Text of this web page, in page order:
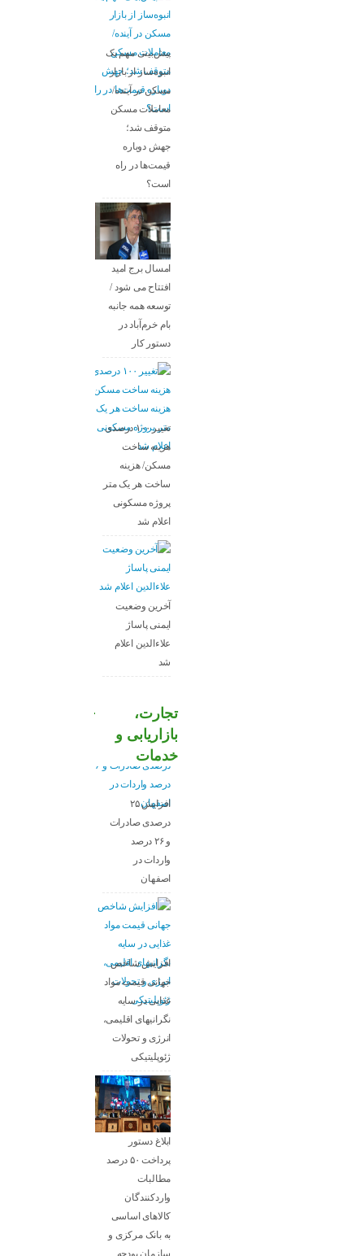
پیش‌بینی مهم یک
انبوه‌ساز از بازار
مسکن در آینده/
معاملات مسکن
متوقف شد؛
جهش دوباره
قیمت‌ها در راه
است؟
امسال برج امید
افتتاح می شود /
توسعه همه جانبه
بام خرم‌آباد در
دستور کار
تغییر ۱۰۰ درصدی
هزینه ساخت
مسکن/ هزینه
ساخت هر یک متر
پروژه مسکونی
اعلام شد
آخرین وضعیت
ایمنی پاساژ
علاءالدین اعلام
شد
تجارت،
بازاریابی و
خدمات
افزایش ۲۵
درصدی صادرات
و ۲۶ درصد
واردات در
اصفهان
افزایش شاخص
جهانی قیمت مواد
غذایی در سایه
نگرانیهای اقلیمی،
انرژی و تحولات
ژئوپلیتیکی
ابلاغ دستور
پرداخت ۵۰ درصد
مطالبات
واردکنندگان
کالاهای اساسی
به بانک مرکزی و
سازمان بودجه